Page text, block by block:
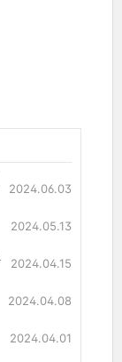
2024.06.03
2024.05.13
2024.04.15
2024.04.08
2024.04.01